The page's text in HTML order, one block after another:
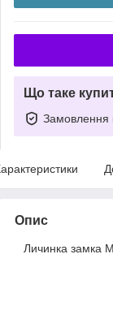
Що таке
Замовлення
Опис
Личинка замка